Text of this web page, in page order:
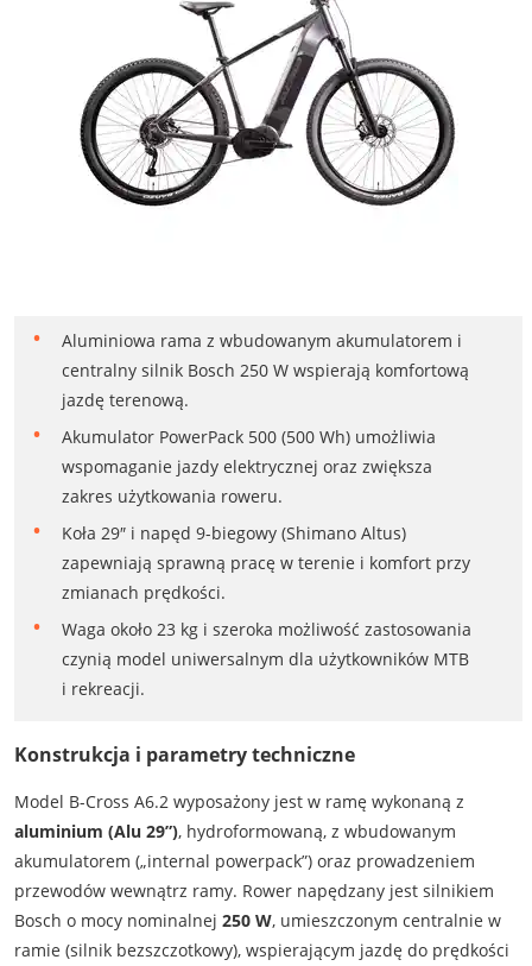
Aluminiowa rama z wbudowanym akumulatorem i
centralny silnik Bosch 250 W wspierają komfortową
jazdę terenową.
Akumulator PowerPack 500 (500 Wh) umożliwia
wspomaganie jazdy elektrycznej oraz zwiększa
zakres użytkowania roweru.
Koła 29″ i napęd 9-biegowy (Shimano Altus)
zapewniają sprawną pracę w terenie i komfort przy
zmianach prędkości.
Waga około 23 kg i szeroka możliwość zastosowania
czynią model uniwersalnym dla użytkowników MTB
i rekreacji.
Konstrukcja i parametry techniczne
Model B-Cross A6.2 wyposażony jest w ramę wykonaną z
aluminium (Alu 29”), hydroformowaną, z wbudowanym
akumulatorem („internal powerpack”) oraz prowadzeniem
przewodów wewnątrz ramy. Rower napędzany jest silnikiem
Bosch o mocy nominalnej 250 W, umieszczonym centralnie w
ramie (silnik bezszczotkowy), wspierającym jazdę do prędkości